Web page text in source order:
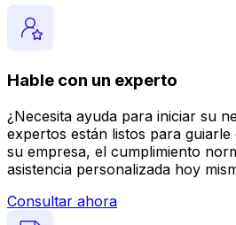
Hable con un experto
¿Necesita ayuda para iniciar su
expertos están listos para
su empresa, el cumplimiento
asistencia personalizada hoy
Consultar ahora